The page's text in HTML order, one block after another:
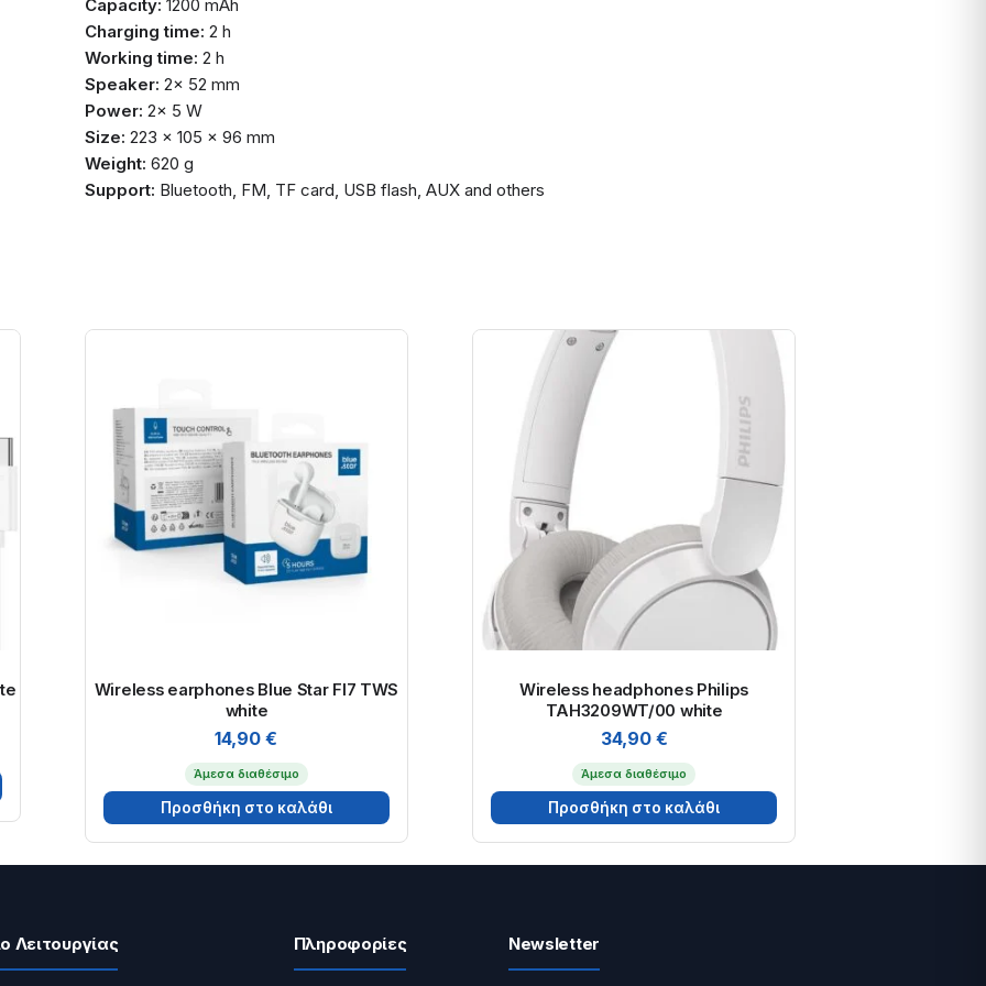
Capacity: 1200 mAh
Charging time: 2 h
Working time: 2 h
Speaker: 2× 52 mm
Power: 2× 5 W
Size: 223 × 105 × 96 mm
Weight: 620 g
Support: Bluetooth, FM, TF card, USB flash, AUX and others
Wireless earphones Blue Star FI7 TWS
white
14,90€
Άμεσα διαθέσιμο
Προσθήκη στο καλάθι
Wireless headphones Philips
TAH3209WT/00 white
34,90 €
Άμεσα διαθέσιμο
Προσθήκη στο καλάθι
Λειτουργίας Πληροφορίες Newsletter